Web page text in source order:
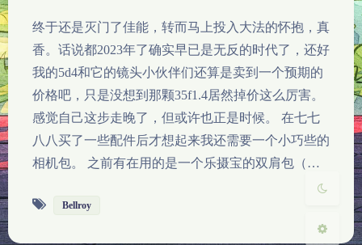
夜间模式
Sans Serif Serif
浅阴影 深阴影
关闭 日落 暗化
终于还是灭门了佳能，转而马上投入大法的怀抱，真
香。话说都2023年了确实早已是无反的时代了，还好
我的5d4和它的镜头小伙伴们还算是卖到一个预期的
价格吧，只是没想到那颗35f1.4居然掉价这么厉害。
感觉自己这步走晚了，但或许也正是时候。 在七七
八八买了一些配件后才想起来我还需要一个小巧些的
相机包。 之前有在用的是一个乐摄宝的双肩包（…
Bellroy